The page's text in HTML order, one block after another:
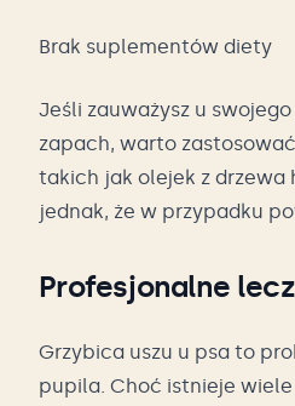
Brak suplementów diety
Jeśli zauważysz u
zapach, warto
takich jak olejek z drzewa
jednak, że w przypadku
Profesjonalne
Grzybica uszu u psa to
pupila. Choć istnieje wiele